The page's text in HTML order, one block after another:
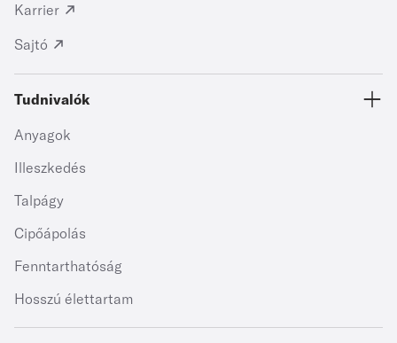
Karrier
Sajtó
Tudnivalók
Anyagok
Illeszkedés
Talpágy
Cipőápolás
Fenntarthatóság
Hosszú élettartam